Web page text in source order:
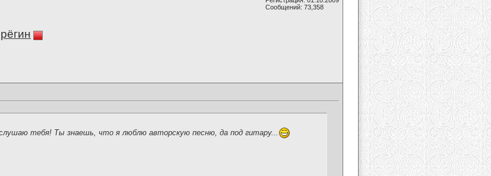
Сообщений: 73,358
тебя! Ты знаешь, что я люблю авторскую песню, да под гитару...